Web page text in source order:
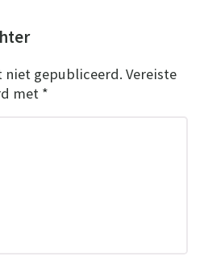
niet gepubliceerd. Vereiste
met *